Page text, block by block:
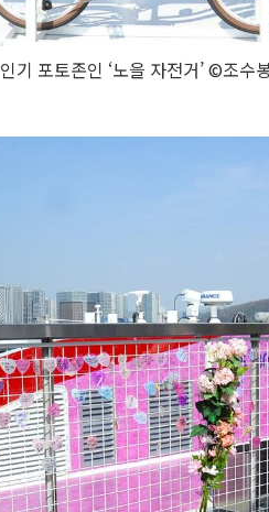
인기 포토존인 ‘노을 자전거’ ©조수